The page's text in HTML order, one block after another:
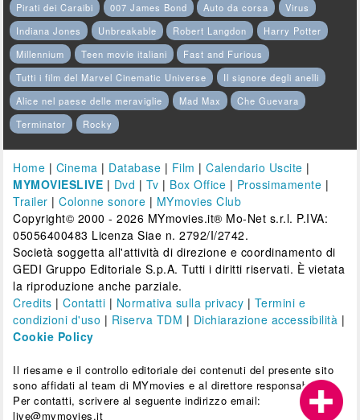
Pirati dei Caraibi
007 James Bond Auto da corsa
Virus
Indiana Jones
Unbreakable Robert Langdon
Harry Potter
Millennium
Teen movie italiani
Fast and Furious
Tutti i film del Marvel Cinematic Universe
Il signore degli anelli
Alice nel paese delle meraviglie
Mad Max
Che Guevara
Terminator
Rocky
Home | Cinema | Database | Film |Calendario Uscite |
MYMOVIESLIVE | Dvd | Tv | Box Office | Prossimamente |
Trailer |Colonne sonore | MYmovies Club
Copyright© 2000 - 2026 MYmovies.it® Mo-Net s.r.l. P.IVA:
05056400483 Licenza Siae n. 2792/I/2742.
Società soggetta all'attività di direzione e coordinamento di
GEDI Gruppo Editoriale S.p.A. Tutti i diritti riservati. È vietata
la riproduzione anche parziale.
Credits |Contatti | Normativa sulla privacy | Termini e
condizioni d'uso | Riserva TDM | Dichiarazione accessibilità |
Cookie Policy
Il riesame e il controllo editoriale dei contenuti del presente sito
sono affidati al team di MYmovies e al direttore responsabile.
Per contatti, scrivere al seguente indirizzo email:
live@mymovies.it